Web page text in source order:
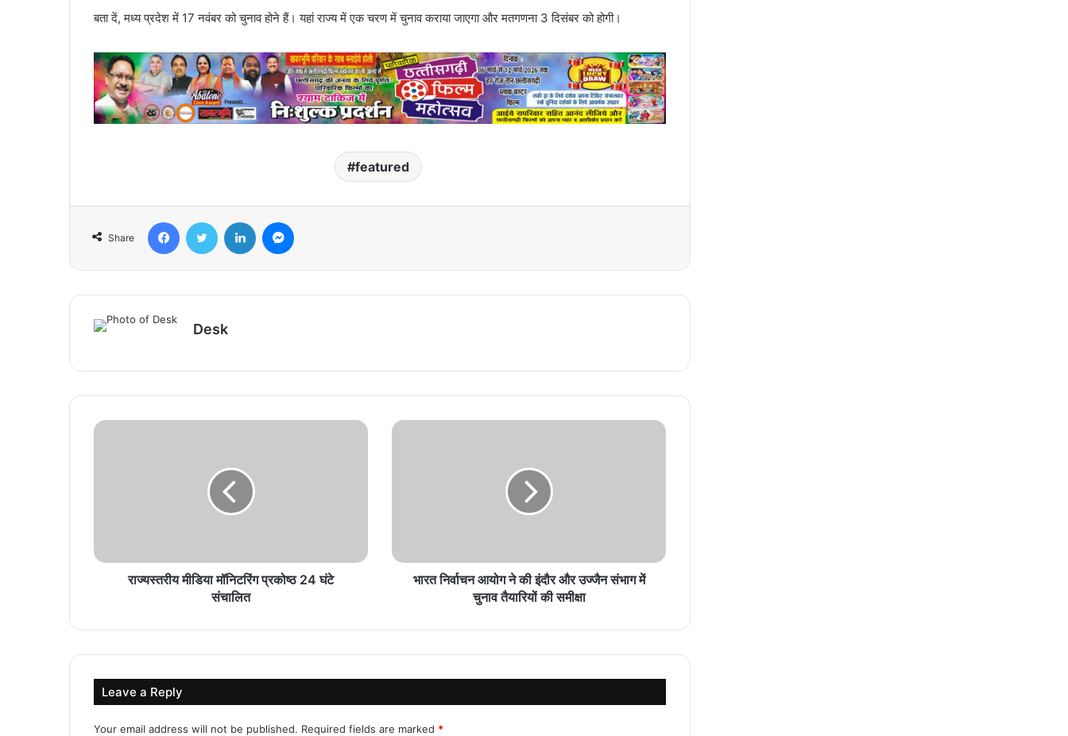
बता दें, मध्य प्रदेश में 17 नवंबर को चुनाव होने हैं। यहां राज्य में एक चरण में चुनाव कराया जाएगा और मतगणना 3 दिसंबर को होगी।
featured
Share
Desk
राज्यस्तरीय मीडिया मॉनिटरिंग प्रकोष्ठ 24 घंटे
संचालित
भारत निर्वाचन आयोग ने की इंदौर और उज्जैन संभाग में
चुनाव तैयारियों की समीक्षा
Leave a Reply
Your email address will not be published. Required fields are marked *